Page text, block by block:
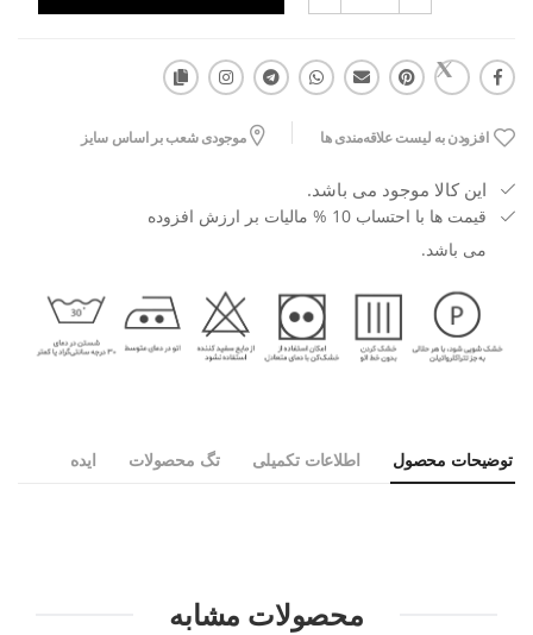
افزودن به لیست علاقه‌مندی ها موجودی شعب بر اساس سایز
این کالا موجود می باشد.
قیمت ها با احتساب 10 % مالیات بر ارزش افزوده
می باشد.
توضیحات محصول اطلاعات تکمیلی تگ محصولات ایده
محصولات مشابه